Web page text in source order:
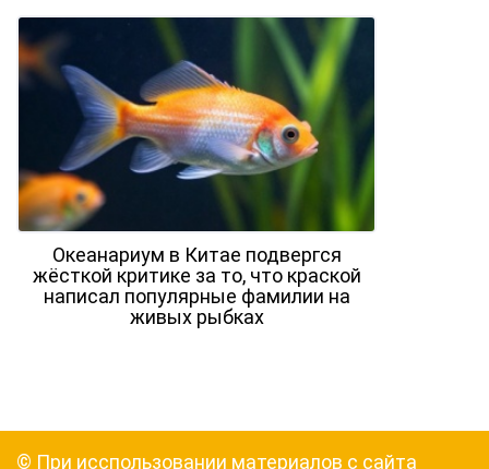
Океанариум в Китае подвергся
жёсткой критике за то, что краской
написал популярные фамилии на
живых рыбках
© При исспользовании материалов с сайта